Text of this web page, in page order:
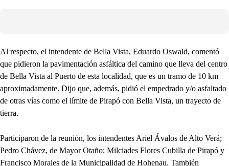
Al respecto, el intendente de Bella Vista, Eduardo Oswald, comentó
que pidieron la pavimentación asfáltica del camino que lleva del centro
de Bella Vista al Puerto de esta localidad, que es un tramo de 10 km
aproximadamente. Dijo que, además, pidió el empedrado y/o asfaltado
de otras vías como el límite de Pirapó con Bella Vista, un trayecto de
tierra.
Participaron de la reunión, los intendentes Ariel Ávalos de Alto Verá;
Pedro Chávez, de Mayor Otaño; Milciades Flores Cubilla de Pirapó y
Francisco Morales de la Municipalidad de Hohenau. También